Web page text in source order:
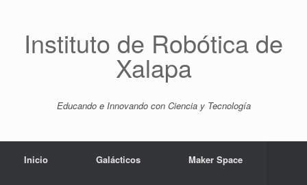
Instituto de Robótica de
Xalapa
Educando e Innovando con Ciencia y Tecnología
Inicio Galácticos Maker Space